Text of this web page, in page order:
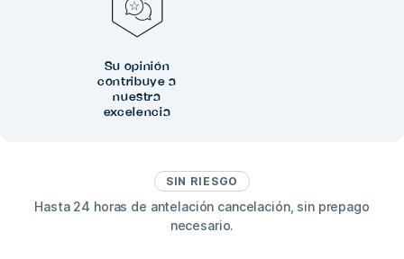
SIN RIESGO
Hasta 24 horas de antelación cancelación, sin prepago
necesario.
Su opinión
contribuye a
nuestra
excelencia